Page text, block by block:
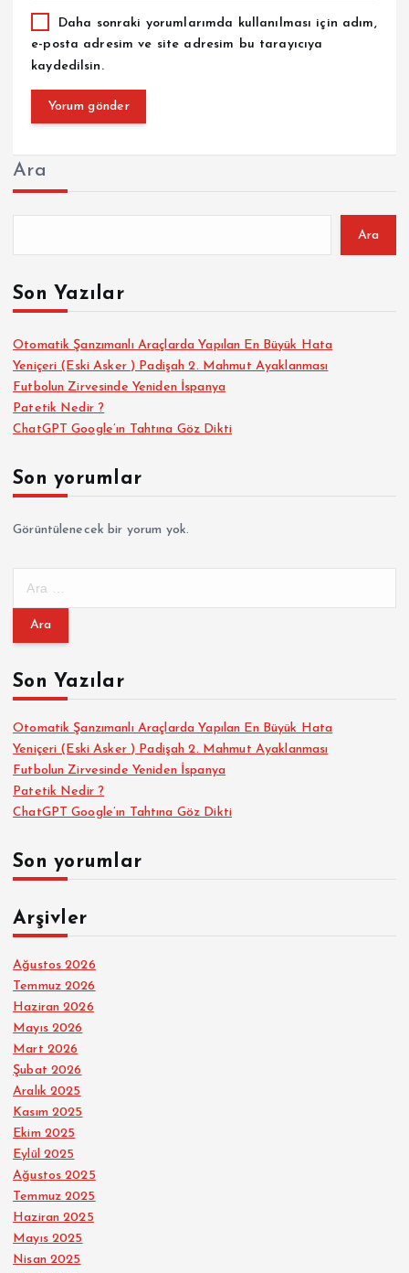
Daha sonraki yorumlarımda kullanılması için adım,
e-posta adresim ve site adresim bu tarayıcıya
kaydedilsin.
Ara
Ara
Son Yazılar
Otomatik Şanzımanlı Araçlarda Yapılan En Büyük Hata
Yeniçeri (Eski Asker ) Padişah 2. Mahmut Ayaklanması
Futbolun Zirvesinde Yeniden İspanya
Patetik Nedir ?
ChatGPT Google’ın Tahtına Göz Dikti
Son yorumlar
Görüntülenecek bir yorum yok.
m
:Son Yazılar
Otomatik Şanzımanlı Araçlarda Yapılan En Büyük Hata
Yeniçeri (Eski Asker ) Padişah 2. Mahmut Ayaklanması
Futbolun Zirvesinde Yeniden İspanya
Patetik Nedir ?
ChatGPT Google’ın Tahtına Göz Dikti
Son yorumlar
Arşivler
Ağustos 2026
Temmuz 2026
Haziran 2026
Mayıs 2026
Mart 2026
Şubat 2026
Aralık 2025
Kasım 2025
Ekim 2025
Eylül 2025
Ağustos 2025
Temmuz 2025
Haziran 2025
Mayıs 2025
Nisan 2025